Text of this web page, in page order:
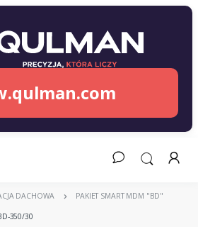
DACHOWA PAKIET SMART MDM "BD"
350/30